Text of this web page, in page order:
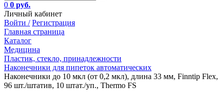
0 0 руб.
Личный кабинет
Войти / Регистрация
Главная страница
Каталог
Медицина
Пластик, стекло, принадлежности
Наконечники для пипеток автоматических
Наконечники до 10 мкл (от 0,2 мкл), длина 33 мм, Finntip Flex,
96 шт./штатив, 10 штат./уп., Thermo FS